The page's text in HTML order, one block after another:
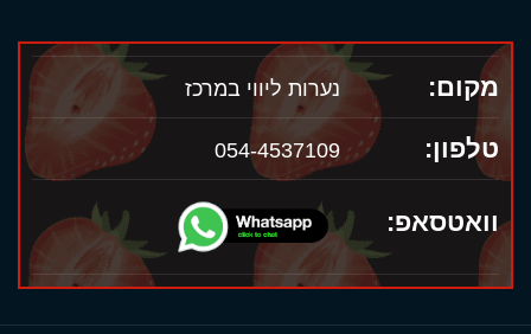
מקום: נערות ליווי במרכז
טלפון: 054-4537109
וואטסאפ: